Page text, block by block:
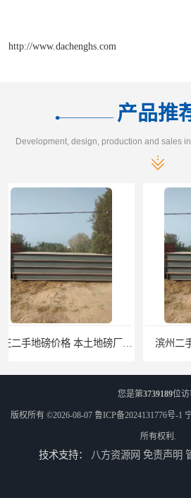
http://www.dachenghs.com
产品推
滨州二手地磅价格 价格优惠 潍
您是第3739189位
版权所有 ©2026-08-07 鲁ICP备2024131776号-1
所有权利.
技术支持： 八方资源网 免责声明